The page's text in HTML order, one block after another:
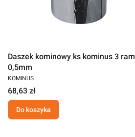
Daszek kominowy ks kominus 3
0,5mm
KOMINUS
68,63 zł
Do koszyka